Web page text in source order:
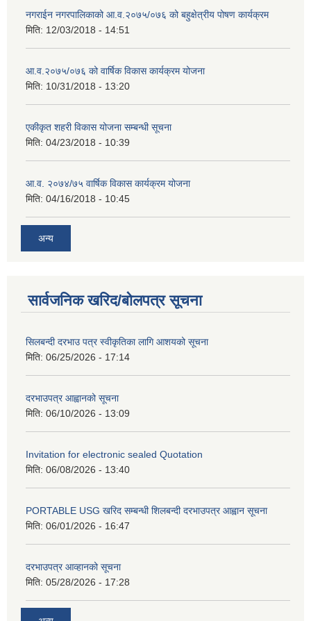
नगराईन नगरपालिकाको आ.व.२०७५/०७६ को बहुक्षेत्रीय पोषण कार्यक्रम
मिति: 12/03/2018 - 14:51
आ.व.२०७५/०७६ को वार्षिक विकास कार्यक्रम योजना
मिति: 10/31/2018 - 13:20
एकीकृत शहरी विकास योजना सम्बन्धी सूचना
मिति: 04/23/2018 - 10:39
आ.व. २०७४/७५ वार्षिक विकास कार्यक्रम योजना
मिति: 04/16/2018 - 10:45
अन्य
सार्वजनिक खरिद/बोलपत्र सूचना
सिलबन्दी दरभाउ पत्र स्वीकृतिका लागि आशयको सूचना
मिति: 06/25/2026 - 17:14
दरभाउपत्र आह्वानको सूचना
मिति: 06/10/2026 - 13:09
Invitation for electronic sealed Quotation
मिति: 06/08/2026 - 13:40
PORTABLE USG खरिद सम्बन्धी शिलबन्दी दरभाउपत्र आह्वान सूचना
मिति: 06/01/2026 - 16:47
दरभाउपत्र आव्हानको सूचना
मिति: 05/28/2026 - 17:28